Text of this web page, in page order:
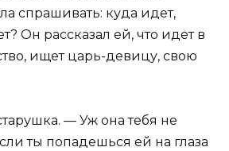
спрашивать: куда идет,
Он рассказал ей, что идет в
ищет царь-девицу, свою
— Уж она тебя не
ты попадешься ей на глаза